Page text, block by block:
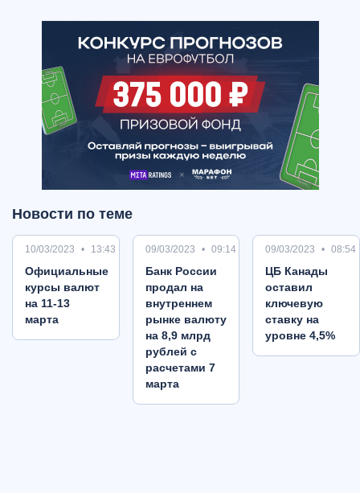
Новости по теме
10/03/2023 13:43
Oфициальные
курсы валют
на 11-13
марта
09/03/2023 09:14
Банк России
продал на
внутреннем
рынке валюту
на 8,9 млрд
рублей с
расчетами 7
марта
09/03/2023 08:54
ЦБ Канады
оставил
ключевую
ставку на
уровне 4,5%